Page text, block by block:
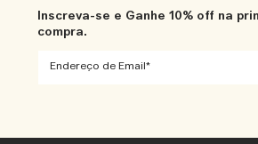
Inscreva-se e Ganhe 10% off na
compra.